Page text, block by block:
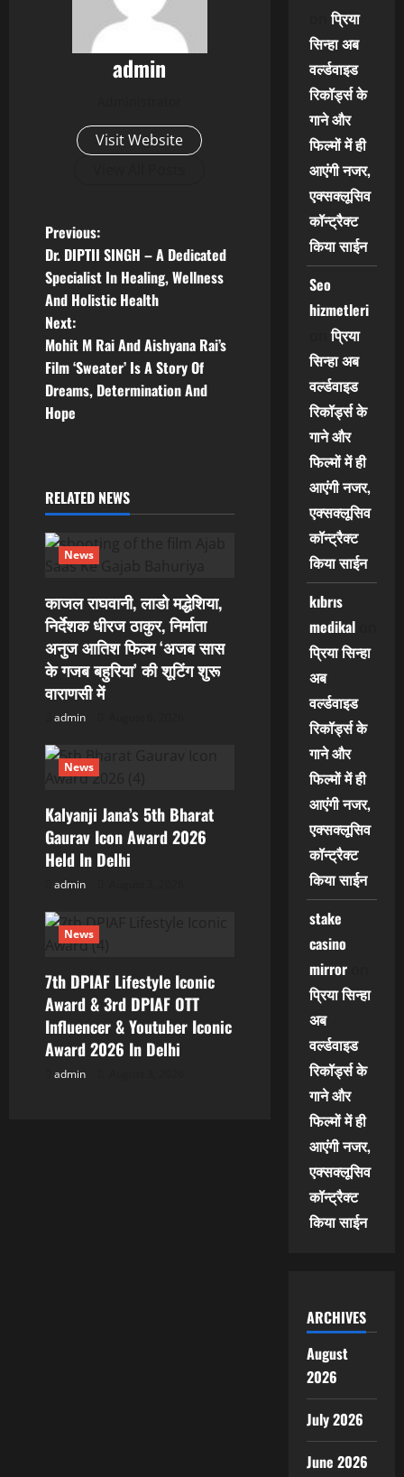
admin
Visit Website
P
o
s
t
n
a
i
g
t
i
o
n
Previous:
Dr. DIPTII SINGH – A Dedicated
Specialist In Healing, Wellness
And Holistic Health
Next:
Mohit M Rai And Aishyana Rai’s
Film ‘Sweater’ Is A Story Of
Dreams, Determination And
Hope
RELATED NEWS
News
काजल राघवानी, लाडो मद्धेशिया,
निर्देशक धीरज ठाकुर, निर्माता
अनुज आतिश फिल्म ‘अजब सास
के गजब बहुरिया’ की शूटिंग शुरू
वाराणसी में
admin
News
Kalyanji Jana’s 5th Bharat
Gaurav Icon Award 2026
Held In Delhi
admin
News
7th DPIAF Lifestyle Iconic
Award & 3rd DPIAF OTT
Influencer & Youtuber Iconic
Award 2026 In Delhi
admin
onप्रिया
सिन्हा अब
वर्ल्डवाइड
रिकॉर्ड्स के
गाने और
फिल्मों में ही
आएंगी नजर,
एक्सक्लूसिव
कॉन्ट्रैक्ट
किया साईन
Seo
hizmetleri
onप्रिया
सिन्हा अब
वर्ल्डवाइड
रिकॉर्ड्स के
गाने और
फिल्मों में ही
आएंगी नजर,
एक्सक्लूसिव
कॉन्ट्रैक्ट
किया साईन
kıbrıs
medikalon
प्रिया सिन्हा
अब
वर्ल्डवाइड
रिकॉर्ड्स के
गाने और
फिल्मों में ही
आएंगी नजर,
एक्सक्लूसिव
कॉन्ट्रैक्ट
किया साईन
stake
casino
mirroron
प्रिया सिन्हा
अब
वर्ल्डवाइड
रिकॉर्ड्स के
गाने और
फिल्मों में ही
आएंगी नजर,
एक्सक्लूसिव
कॉन्ट्रैक्ट
किया साईन
ARCHIVES
August
2026
July 2026
June 2026